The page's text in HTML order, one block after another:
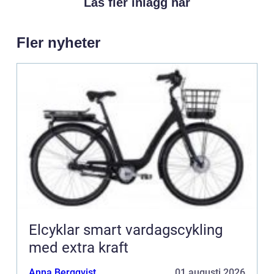
Fler nyheter
Elcyklar smart vardagscykling
med extra kraft